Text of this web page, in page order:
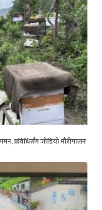
प्रविधिसँग जोडियो मौरीपालन